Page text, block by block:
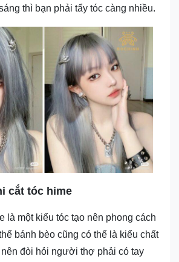
thì bạn phải tẩy tóc càng nhiều.
cắt tóc hime
là một kiểu tóc tạo nên phong cách
bánh bèo cũng có thể là kiểu chất
đòi hỏi người thợ phải có tay